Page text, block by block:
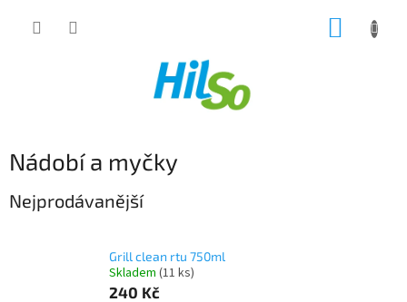
Nádobí a myčky
Nejprodávanější
Grill clean rtu 750ml
Skladem (11 ks)
240 Kč